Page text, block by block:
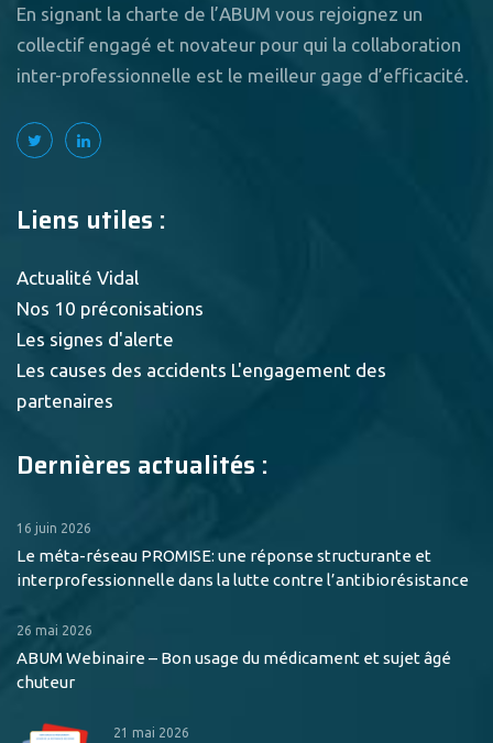
En signant la charte de l’ABUM vous rejoignez un
collectif engagé et novateur pour qui la collaboration
inter-professionnelle est le meilleur gage d’efficacité.
Liens utiles :
Actualité Vidal
Nos 10 préconisations
Les signes d'alerte
Les causes des accidents L'engagement des
partenaires
Dernières actualités :
16 juin 2026
Le méta-réseau PROMISE: une réponse structurante et
interprofessionnelle dans la lutte contre l’antibiorésistance
26 mai 2026
ABUM Webinaire – Bon usage du médicament et sujet âgé
chuteur
21 mai 2026